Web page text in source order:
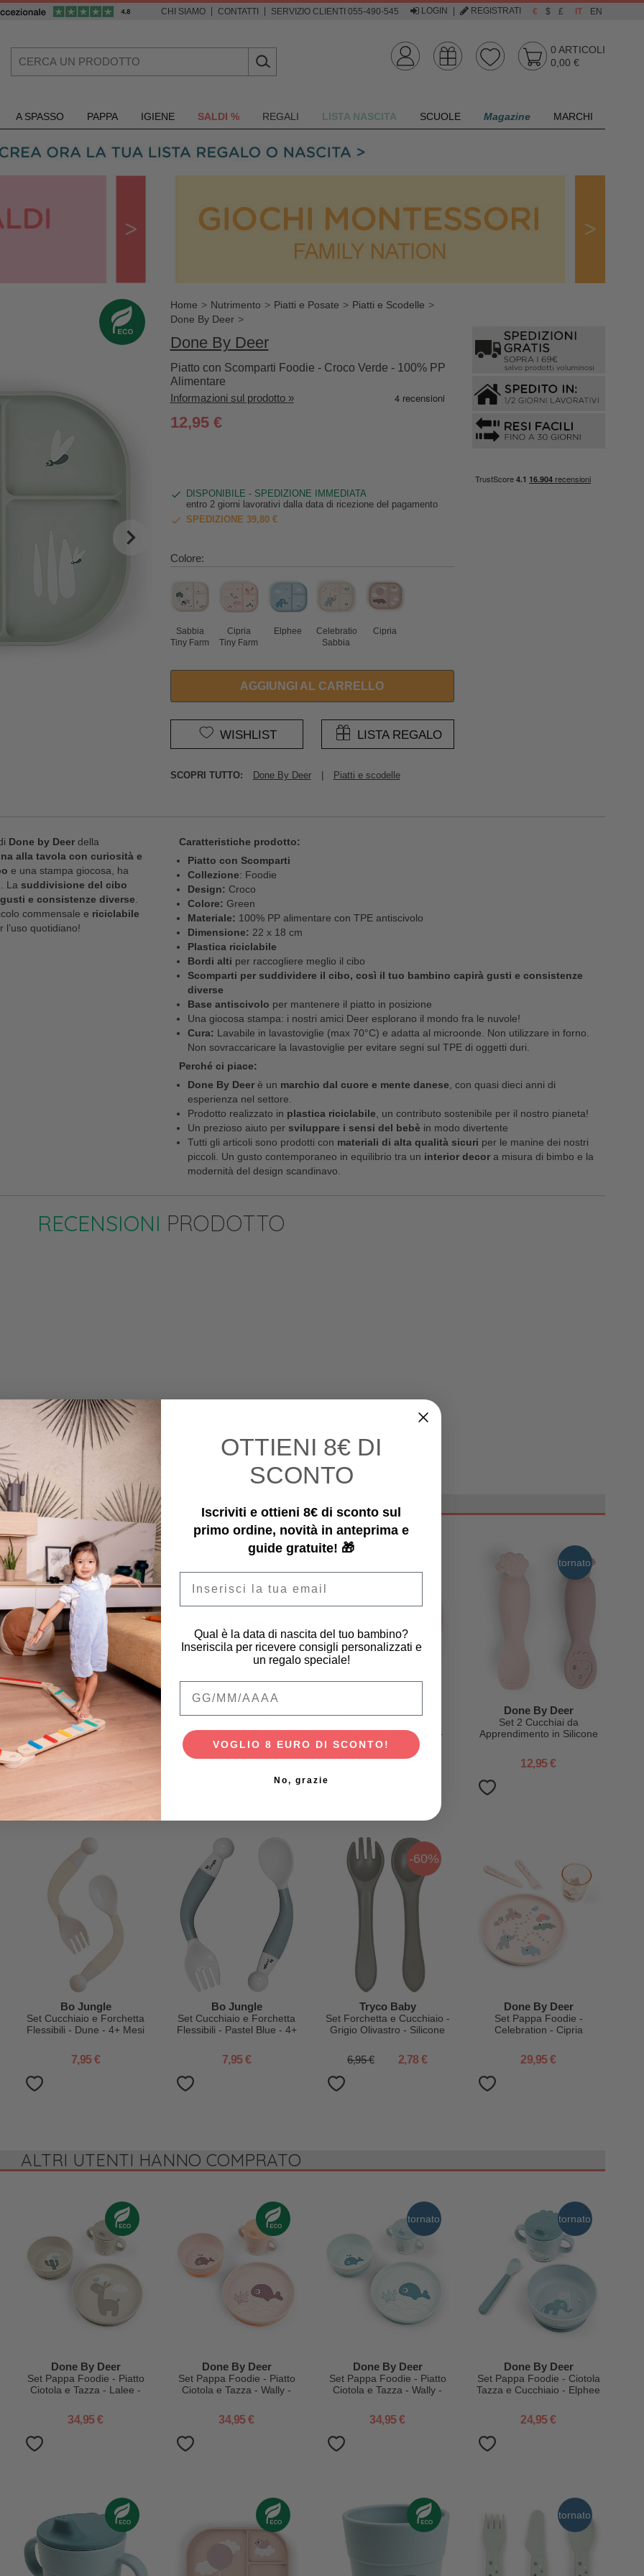
CHI SIAMO CONTATTI SERVIZIO CLIENTI 055-490-545 LOGIN REGISTRATI € $ £ IT EN
0 ARTICOLI
0,00 €
A SPASSO PAPPA IGIENE SALDI % REGALI LISTA NASCITA SCUOLE Magazine MARCHI
Home Nutrimento Piatti e Posate
Piatti e Scodelle
Done By Deer
Done By Deer
Piatto con Scomparti Foodie - Croco Verde - 100% PP
Alimentare
Informazioni sul prodotto »
12,95 €
DISPONIBILE - SPEDIZIONE IMMEDIATA
entro 2 giorni lavorativi dalla data di ricezione del pagamento
SPEDIZIONE 39,80 €
Colore:
Sabbia
Tiny Farm
Cipria
Tiny Farm
Elphee
Celebration
Sabbia
Cipria
AGGIUNGI AL CARRELLO
WISHLIST LISTA REGALO
SCOPRI TUTTO: Done By Deer | Piatti e scodelle
Done by Deerdella
alla tavola con curiosità e
e una stampa giocosa, ha
La suddivisione del cibo
e consistenze diverse
commensale e riciclabile
quotidiano!
Caratteristiche prodotto:
Piatto con Scomparti
Collezione: Foodie
Design: Croco
Colore: Green
Materiale: 100% PP alimentare con TPE antiscivolo
Dimensione: 22 x 18 cm
Plastica riciclabile
Bordi alti per raccogliere meglio il cibo
Scomparti per suddividere il cibo, così il tuo bambino capirà gusti e consistenze
diverse
Base antiscivolo per mantenere il piatto in posizione
Una giocosa stampa: i nostri amici Deer esplorano il mondo fra le nuvole!
Cura: Lavabile in lavastoviglie (max 70°C) e adatta al microonde. Non utilizzare in forno.
Non sovraccaricare la lavastoviglie per evitare segni sul TPE di oggetti duri.
Perché ci piace:
Done By Deer è un marchio dal cuore e mente danese , con quasi dieci anni di
esperienza nel settore.
Prodotto realizzato in plastica riciclabile , un contributo sostenibile per il nostro pianeta!
Un prezioso aiuto per sviluppare i sensi del bebè in modo divertente
Tutti gli articoli sono prodotti con materiali di alta qualità sicuri per le manine dei nostri
piccoli. Un gusto contemporaneo in equilibrio tra un interior decora misura di bimbo e la
modernità del design scandinavo.
RECENSIONI PRODOTTO
PRODOTTI SIMILI
Done By Deer
Piatto con Scomparti Tiny
Farm - Cipria - 100% PP
Alimentare
Sabbia - Base Antiscivolo
Antiscivolo - Tiny Farm -
Cipria - 375ml
tornato
Done By Deer
Set 2 Cucchiai da
Apprendimento in Silicone
12,95 €
Bo Jungle
Set Cucchiaio e Forchetta
Flessibili - Dune - 4+ Mesi
7,95 €
Bo Jungle
Set Cucchiaio e Forchetta
Flessibili - Pastel Blue - 4+
7,95 €
-60%
Tryco Baby
Set Forchetta e Cucchiaio -
Grigio Olivastro - Silicone
6,95 € 2,78 €
Done By Deer
Set Pappa Foodie -
Celebration - Cipria
29,95 €
ALTRI UTENTI HANNO COMPRATO
Done By Deer
Set Pappa Foodie - Piatto
Ciotola e Tazza - Lalee -
Alimentare
34,95 €
Done By Deer
Set Pappa Foodie - Piatto
Ciotola e Tazza - Wally -
Alimentare
34,95 €
tornato
Done By Deer
Set Pappa Foodie - Piatto
Ciotola e Tazza - Wally -
34,95 €
tornato
Done By Deer
Set Pappa Foodie - Ciotola
Tazza e Cucchiaio - Elphee
24,95 €
tornato
OTTIENI 8€ DI
SCONTO
Iscriviti e ottieni 8€ di sconto sul
primo ordine, novità in anteprima e
guide gratuite! 🎁
Qual è la data di nascita del tuo bambino?
Inseriscila per ricevere consigli personalizzati e
un regalo speciale!
VOGLIO 8 EURO DI SCONTO!
No, grazie